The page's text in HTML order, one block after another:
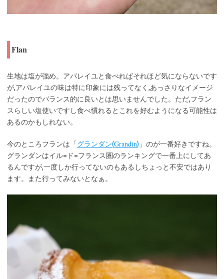
Flan
生地は塩が強め。アパレイユと食べればそれほど気にならないです
が,アパレイユの味は特に印象には残ってなく,あっさりなイメージ
だったのでバランス的に良いとは思いませんでした。ただ,フラン
スらしい塩使いですし食べ慣れるとこれを好むようになる可能性は
あるのかもしれない。
今のところフランは「グランダン(Grandin) 」のが一番好きですね。
グランダンはイル=ド=フランス圏のランキングで一番上にしてあ
るんですが,一度しか行ってないのもあるしちょっと不安ではあり
ます。また行ってみないとなぁ。